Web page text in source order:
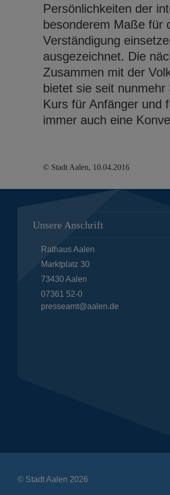
Persönlichkeiten der
besonderem Maße für
Verständigung
ausgezeichnet. Die
Zusammen mit der
bietet sie seit
Kurs für Anfänger und
immer auch eine
© Stadt Aalen, 10.04.2016
Unsere Anschrift
Rathaus Aalen
Marktplatz 30
73430 Aalen
07361 52-0
presseamt@aalen.de
© Stadt Aalen 2026